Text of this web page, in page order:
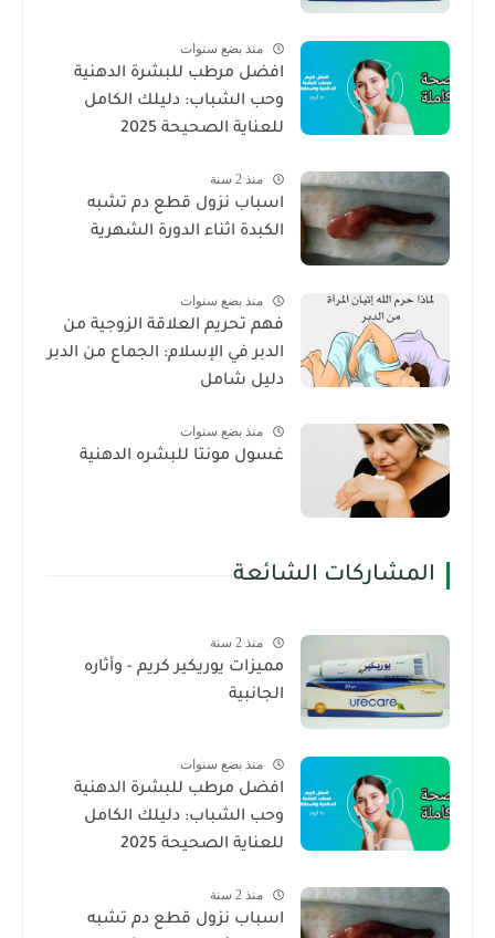
منذ بضع سنوات
افضل مرطب للبشرة الدهنية
وحب الشباب: دليلك الكامل
للعناية الصحيحة 2025
منذ 2 سنة
اسباب نزول قطع دم تشبه
الكبدة اثناء الدورة الشهرية
منذ بضع سنوات
فهم تحريم العلاقة الزوجية من
الدبر في الإسلام: الجماع من الدبر
دليل شامل
منذ بضع سنوات
غسول مونتا للبشره الدهنية
المشاركات الشائعة
منذ 2 سنة
مميزات يوريكير كريم - وأثاره
الجانبية
منذ بضع سنوات
افضل مرطب للبشرة الدهنية
وحب الشباب: دليلك الكامل
للعناية الصحيحة 2025
منذ 2 سنة
اسباب نزول قطع دم تشبه